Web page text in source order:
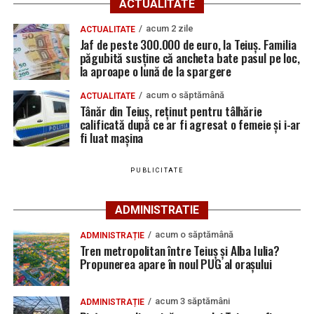
Urmărește Ziarul Unirea pe Social Media
YouTube Instagram WhatsApp
Jaf de peste 300.000 de euro, la Teiuș. Familia
păgubită susține că ancheta bate pasul pe loc, la
aproape o lună de la spargere
Locuri de muncă în Sântimbru, disponibile la 4
august 2026. AJOFM Alba a publicat lista posturilor
vacante
Polițiștii Secției 1 de Poliție Rurală Galda de Jos au oprit
pentru control un ansamblu format dintr-un tractor și
o remorcă ce nu avea aplicate numere de înmatriculare.
În urma verificărilor, oamenii legii au constatat că
șoferul, un bărbat de 65 de ani din Galda de Jos,
deține permis de conducere pentru nicio categorie
de vehicule
, iar remorca tractată
cercetările sub aspectul săvârșirii infracțiunilor de
conducere fără permis de conducere
circulație sau conducerea unui vehicul
neînmatriculat.
ACTUALITATE
ACTUALITATE acum 2 zile
Jaf de peste 300.000 de euro, la Teiuș. Familia
păgubită susține că ancheta bate pasul pe loc,
la aproape o lună de la spargere
ACTUALITATE acum o săptămână
Tânăr din Teiuș, reținut pentru tâlhărie
calificată după ce ar fi agresat o femeie și i-ar
fi luat mașina
PUBLICITATE
ADMINISTRATIE
ADMINISTRAȚIE acum o săptămână
Tren metropolitan între Teiuș și Alba Iulia?
Propunerea apare în noul PUG al orașului
ADMINISTRAȚIE acum 3 săptămâni